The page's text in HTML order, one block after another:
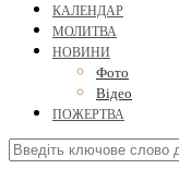
КАЛЕНДАР
МОЛИТВА
НОВИНИ
Фото
Відео
ПОЖЕРТВА